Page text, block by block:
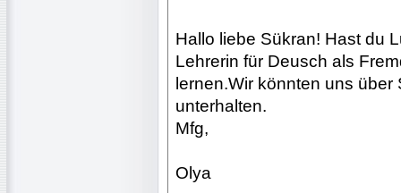
Hallo liebe Sükran! Hast du
Lehrerin für Deusch als
lernen.Wir könnten uns
unterhalten.
Mfg,
Olya